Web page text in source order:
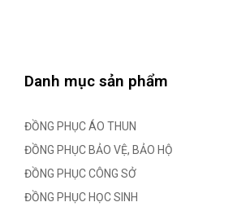
Danh mục sản phẩm
ĐỒNG PHỤC ÁO THUN
ĐỒNG PHỤC BẢO VỆ, BẢO HỘ
ĐỒNG PHỤC CÔNG SỞ
ĐỒNG PHỤC HỌC SINH